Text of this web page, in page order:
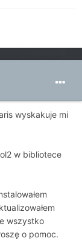
wyskakuje mi
w bibliotece
wszystko
o pomoc.